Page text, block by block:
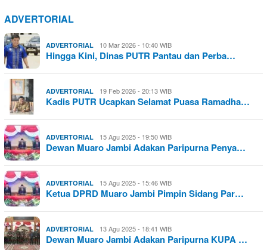
ADVERTORIAL
ADVERTORIAL 10 Mar 2026 - 10:40 WIB
Hingga Kini, Dinas PUTR Pantau dan Perba…
ADVERTORIAL 19 Feb 2026 - 20:13 WIB
Kadis PUTR Ucapkan Selamat Puasa Ramadha…
ADVERTORIAL 15 Agu 2025 - 19:50 WIB
Dewan Muaro Jambi Adakan Paripurna Penya…
ADVERTORIAL 15 Agu 2025 - 15:46 WIB
Ketua DPRD Muaro Jambi Pimpin Sidang Par…
ADVERTORIAL 13 Agu 2025 - 18:41 WIB
Dewan Muaro Jambi Adakan Paripurna KUPA …